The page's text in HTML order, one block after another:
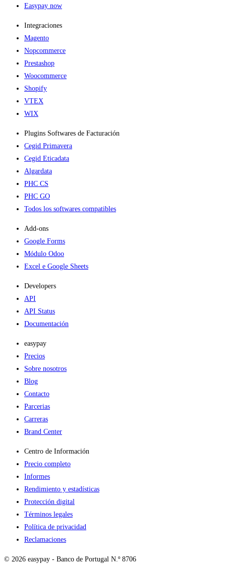
Easypay now
Integraciones
Magento
Nopcommerce
Prestashop
Woocommerce
Shopify
VTEX
WIX
Plugins Softwares de Facturación
Cegid Primavera
Cegid Eticadata
Algardata
PHC CS
PHC GO
Todos los softwares compatibles
Add-ons​
Google Forms
Módulo Odoo
Excel e Google Sheets
Developers
API
API Status
Documentación
easypay
Precios
Sobre nosotros
Blog
Contacto
Parcerias
Carreras
Brand Center
Centro de Información
Precio completo
Informes
Rendimiento y estadísticas
Protección digital
Términos legales
Política de privacidad
Reclamaciones
© 2026 easypay - Banco de Portugal N.º 8706